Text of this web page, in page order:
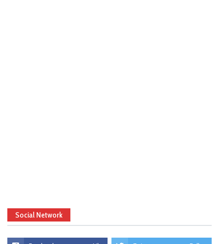
Social Network